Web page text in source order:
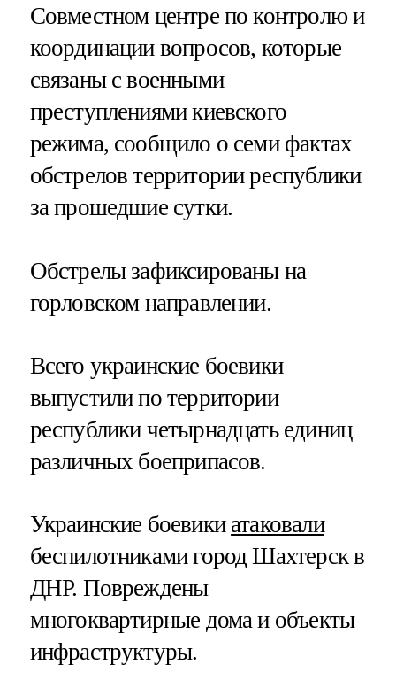
Совместном центре по контролю и
координации вопросов, которые
связаны с военными
преступлениями киевского
режима, сообщило о семи фактах
обстрелов территории республики
за прошедшие сутки.
Обстрелы зафиксированы на
горловском направлении.
Всего украинские боевики
выпустили по территории
республики четырнадцать единиц
различных боеприпасов.
Украинские боевики атаковали
беспилотниками город Шахтерск в
ДНР. Повреждены
многоквартирные дома и объекты
инфраструктуры.